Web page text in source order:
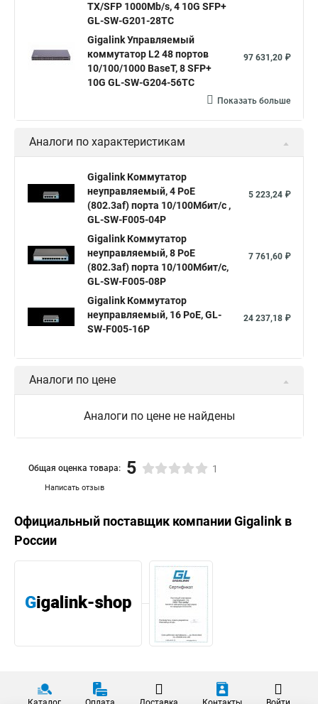
TX/SFP 1000Mb/s, 4 10G SFP+
GL-SW-G201-28TC
Gigalink Управляемый
коммутатор L2 48 портов
10/100/1000 BaseT, 8 SFP+
10G GL-SW-G204-56TC
97 631,20 ₽
Показать больше
Аналоги по характеристикам
Gigalink Коммутатор
неуправляемый, 4 PoE
(802.3af) порта 10/100Мбит/с ,
GL-SW-F005-04P
5 223,24 ₽
Gigalink Коммутатор
неуправляемый, 8 PoE
(802.3af) порта 10/100Мбит/с,
GL-SW-F005-08P
7 761,60 ₽
Gigalink Коммутатор
неуправляемый, 16 PoE, GL-
SW-F005-16P
24 237,18 ₽
Аналоги по цене
Аналоги по цене не найдены
Написать отзыв
Общая оценка товара: 5 1
Официальный поставщик компанииGigalink в
России